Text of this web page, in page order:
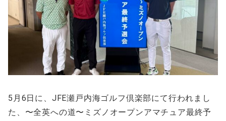
5月6日に、JFE瀬戸内海ゴルフ倶楽部にて行われまし
た、〜全英への道〜ミズノオープンアマチュア最終予